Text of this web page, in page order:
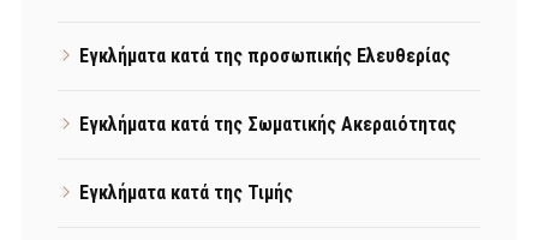
Εγκλήματα κατά της προσωπικής Ελευθερίας
Εγκλήματα κατά της Σωματικής Ακεραιότητας
Εγκλήματα κατά της Τιμής